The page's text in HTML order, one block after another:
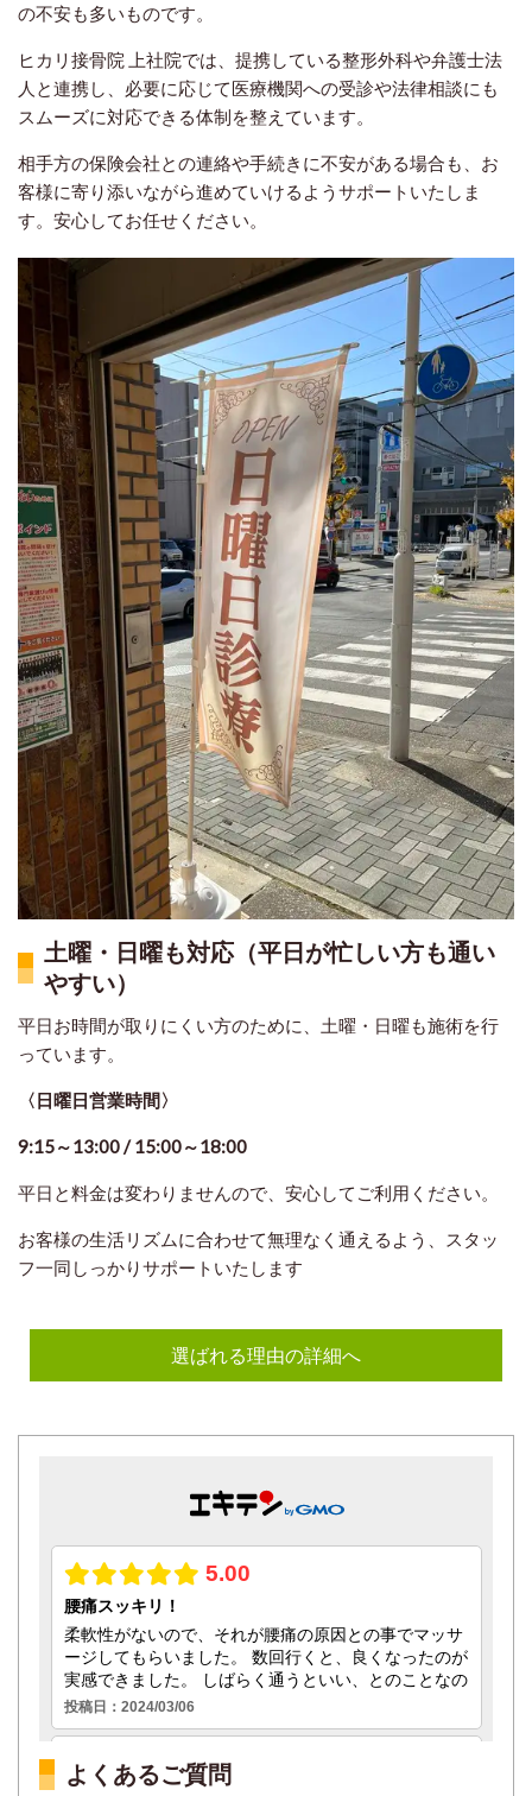
の不安も多いものです。
ヒカリ接骨院 上社院では、提携している整形外科や弁護士法
人と連携し、必要に応じて医療機関への受診や法律相談にも
スムーズに対応できる体制を整えています。
相手方の保険会社との連絡や手続きに不安がある場合も、お
客様に寄り添いながら進めていけるようサポートいたしま
す。安心してお任せください。
土曜・日曜も対応（平日が忙しい方も通い
やすい）
平日お時間が取りにくい方のために、土曜・日曜も施術を行
っています。
〈日曜日営業時間〉
9:15～13:00 / 15:00～18:00
平日と料金は変わりませんので、安心してご利用ください。
お客様の生活リズムに合わせて無理なく通えるよう、スタッ
フ一同しっかりサポートいたします
選ばれる理由の詳細へ
よくあるご質問